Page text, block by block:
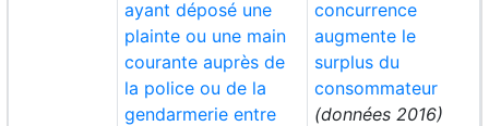
ayant déposé une
plainte ou une main
courante auprès de
la police ou de la
gendarmerie entre
concurrence
augmente le
surplus du
consommateur
(données 2016)